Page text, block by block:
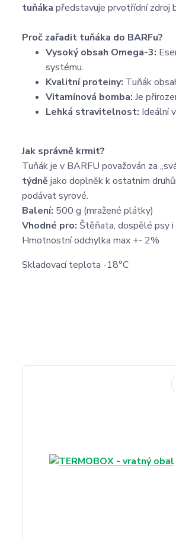
tuňáka představuje prvotřídní zdroj
Proč zařadit tuňáka do BARFu?
Vysoký obsah Omega-3:
systému.
Kvalitní proteiny: Tuňák
Vitamínová bomba: Je
Lehká stravitelnost: Ideální
Jak správně krmit?
Tuňák je v BARFU považován za
týdně jako doplněk k ostatním
podávat syrové.
Balení: 500 g (mražené plátky)
Vhodné pro: Štěňata, dospělé psy i
Hmotnostní odchylka max +- 2%
Skladovací teplota -18°C